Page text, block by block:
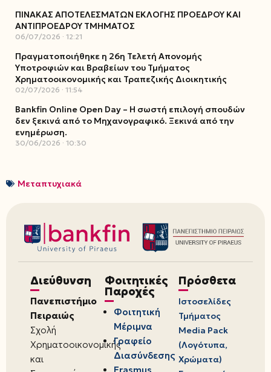
ΠΙΝΑΚΑΣ ΑΠΟΤΕΛΕΣΜΑΤΩΝ ΕΚΛΟΓΗΣ ΠΡΟΕΔΡΟΥ ΚΑΙ
ΑΝΤΙΠΡΟΕΔΡΟΥ ΤΜΗΜΑΤΟΣ
06/07/2026 12:21
Πραγματοποιήθηκε η 26η Τελετή Απονομής
Υποτροφιών και Βραβείων του Τμήματος
Χρηματοοικονομικής και Τραπεζικής Διοικητικής
02/07/2026 11:54
Bankfin Online Open Day – Η σωστή επιλογή σπουδών
δεν ξεκινά από το Μηχανογραφικό. Ξεκινά από την
ενημέρωση.
30/06/2026 10:30
Μεταπτυχιακά
Διεύθυνση
Πανεπιστήμιο
Πειραιώς
Σχολή
Χρηματοοικονομικής
και
Φοιτητικές
Παροχές
Φοιτητική
Μέριμνα
Γραφείο
Διασύνδεσης
Πρόσθετα
Ιστοσελίδες
Τμήματος
Media Pack
(Λογότυπα,
Χρώματα)